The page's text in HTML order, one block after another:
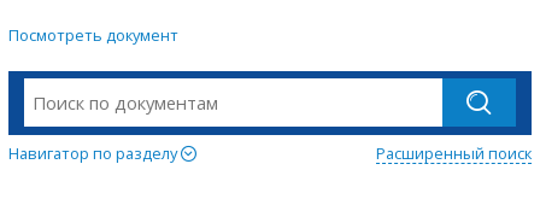
Посмотреть документ
Навигатор по разделу Расширенный поиск